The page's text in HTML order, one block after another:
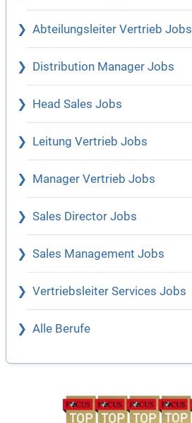
Abteilungsleiter Vertrieb Jobs
Distribution Manager Jobs
Head Sales Jobs
Leitung Vertrieb Jobs
Manager Vertrieb Jobs
Sales Director Jobs
Sales Management Jobs
Vertriebsleiter Services Jobs
Alle Berufe